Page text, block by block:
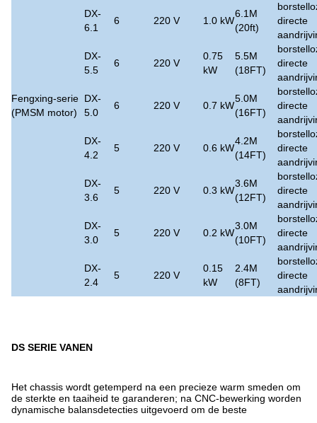
Fengxing-serie
(PMSM motor)
DX-
6.1
6 220 V 1.0 kW
6.1M
(20ft)
directe
DX-
5.5
6 220 V
0.75
kW
5.5M
(18FT)
directe
DX-
5.0
6 220 V 0.7 kW
5.0M
(16FT)
directe
DX-
4.2
5 220 V 0.6 kW
4.2M
(14FT)
directe
DX-
3.6
5 220 V 0.3 kW
3.6M
(12FT)
directe
DX-
3.0
5 220 V 0.2 kW
3.0M
(10FT)
directe
DX-
2.4
5 220 V
0.15
kW
2.4M
(8FT)
directe
DS SERIE VANEN
Het chassis wordt getemperd na een precieze warm smeden om
de sterkte en taaiheid te garanderen; na CNC-bewerking worden
dynamische balansdetecties uitgevoerd om de beste